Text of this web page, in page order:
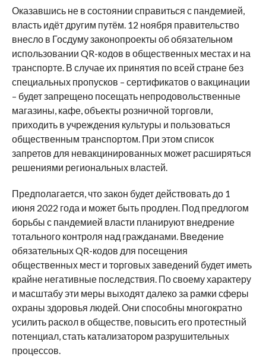
Оказавшись не в состоянии справиться с пандемией,
власть идёт другим путём. 12 ноября правительство
внесло в Госдуму законопроекты об обязательном
использовании QR-кодов в общественных местах и на
транспорте. В случае их принятия по всей стране без
специальных пропусков – сертификатов о вакцинации
– будет запрещено посещать непродовольственные
магазины, кафе, объекты розничной торговли,
приходить в учреждения культуры и пользоваться
общественным транспортом. При этом список
запретов для невакцинированных может расширяться
решениями региональных властей.
Предполагается, что закон будет действовать до 1
июня 2022 года и может быть продлен. Под предлогом
борьбы с пандемией власти планируют внедрение
тотального контроля над гражданами. Введение
обязательных QR-кодов для посещения
общественных мест и торговых заведений будет иметь
крайне негативные последствия. По своему характеру
и масштабу эти меры выходят далеко за рамки сферы
охраны здоровья людей. Они способны многократно
усилить раскол в обществе, повысить его протестный
потенциал, стать катализатором разрушительных
процессов.